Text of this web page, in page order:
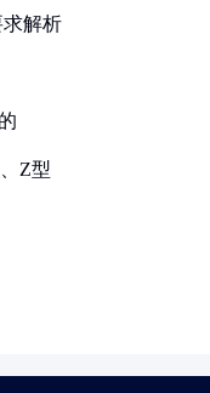
求解析
Z型